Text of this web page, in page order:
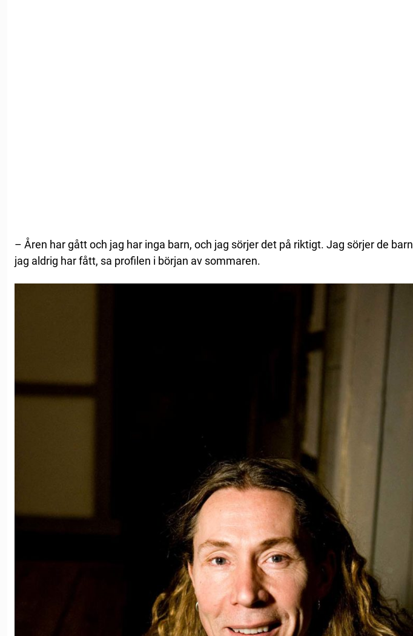
– Åren har gått och jag har inga barn, och jag sörjer det på riktigt. Jag sörjer de barn
jag aldrig har fått, sa profilen i början av sommaren.